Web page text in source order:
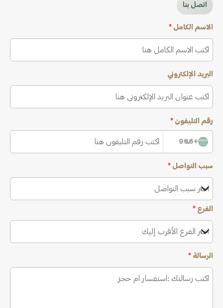
اتصل بنا
الاسم الكامل *
البريد الإلكتروني
رقم التليفون *
+966
سبب التواصل *
اختر سبب التواصل
الفرع *
اختر الفرع الأقرب إليك
الرسالة *